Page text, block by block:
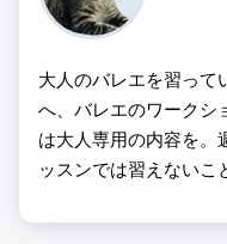
大人のバレエを習って
へ、バレエのワークシ
は大人専用の内容を。
ッスンでは習えないこ